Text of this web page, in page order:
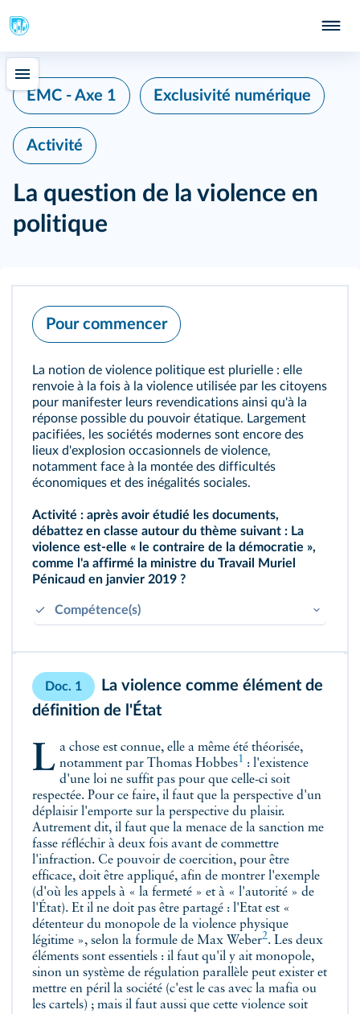
EMC - Axe 1 Exclusivité numérique
Activité
La question de la violence en
politique
Pour commencer
La notion de violence politique est plurielle : elle
renvoie à la fois à la violence utilisée par les citoyens
pour manifester leurs revendications ainsi qu'à la
réponse possible du pouvoir étatique. Largement
pacifiées, les sociétés modernes sont encore des
lieux d'explosion occasionnels de violence,
notamment face à la montée des difficultés
économiques et des inégalités sociales.
Activité : après avoir étudié les documents,
débattez en classe autour du thème suivant : La
violence est-elle « le contraire de la démocratie »,
comme l'a affirmé la ministre du Travail Muriel
Pénicaud en janvier 2019 ?
Compétence(s)
une recherche de vérité.
Doc. 1
La violence comme élément de
définition de l'État
La chose est connue, elle a même été théorisée, notamment par Thomas Hobbes1 : l'existence
d'une loi ne suffit pas pour que celle-ci soit
respectée. Pour ce faire, il faut que la perspective d'un
déplaisir l'emporte sur la perspective du plaisir.
Autrement dit, il faut que la menace de la sanction me
fasse réfléchir à deux fois avant de commettre
l'infraction. Ce pouvoir de coercition, pour être
efficace, doit être appliqué, afin de montrer l'exemple
(d'où les appels à « la fermeté » et à « l'autorité » de
l'État). Et il ne doit pas être partagé : l'Etat est «
détenteur du monopole de la violence physique
légitime », selon la formule de Max Weber2. Les deux
éléments sont essentiels : il faut qu'il y ait monopole,
sinon un système de régulation parallèle peut exister et
mettre en péril la société (c'est le cas avec la mafia ou
les cartels) ; mais il faut aussi que cette violence soit